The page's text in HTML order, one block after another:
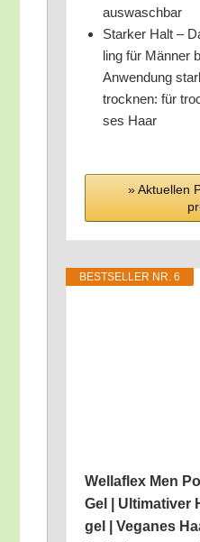
auswaschbar
Star­ker Halt –
ling für Män­ner
Anwen­dung
trock­nen: für
ses Haar
» Aktu­el­len
BEST­SEL­LER NR. 6
Wel­laflex Men
Gel | Ulti­ma­ti­ver
gel | Vega­nes